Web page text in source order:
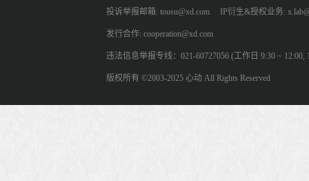
投诉举报邮箱: tousu@xd.com IP衍生&授权业务:
发行合作: cooperation@xd.com
违法信息举报专线：021-60727056 (工作日 9:30 ~ 12:00,
版权所有 ©2003-2025 心动 All Rights Reserved